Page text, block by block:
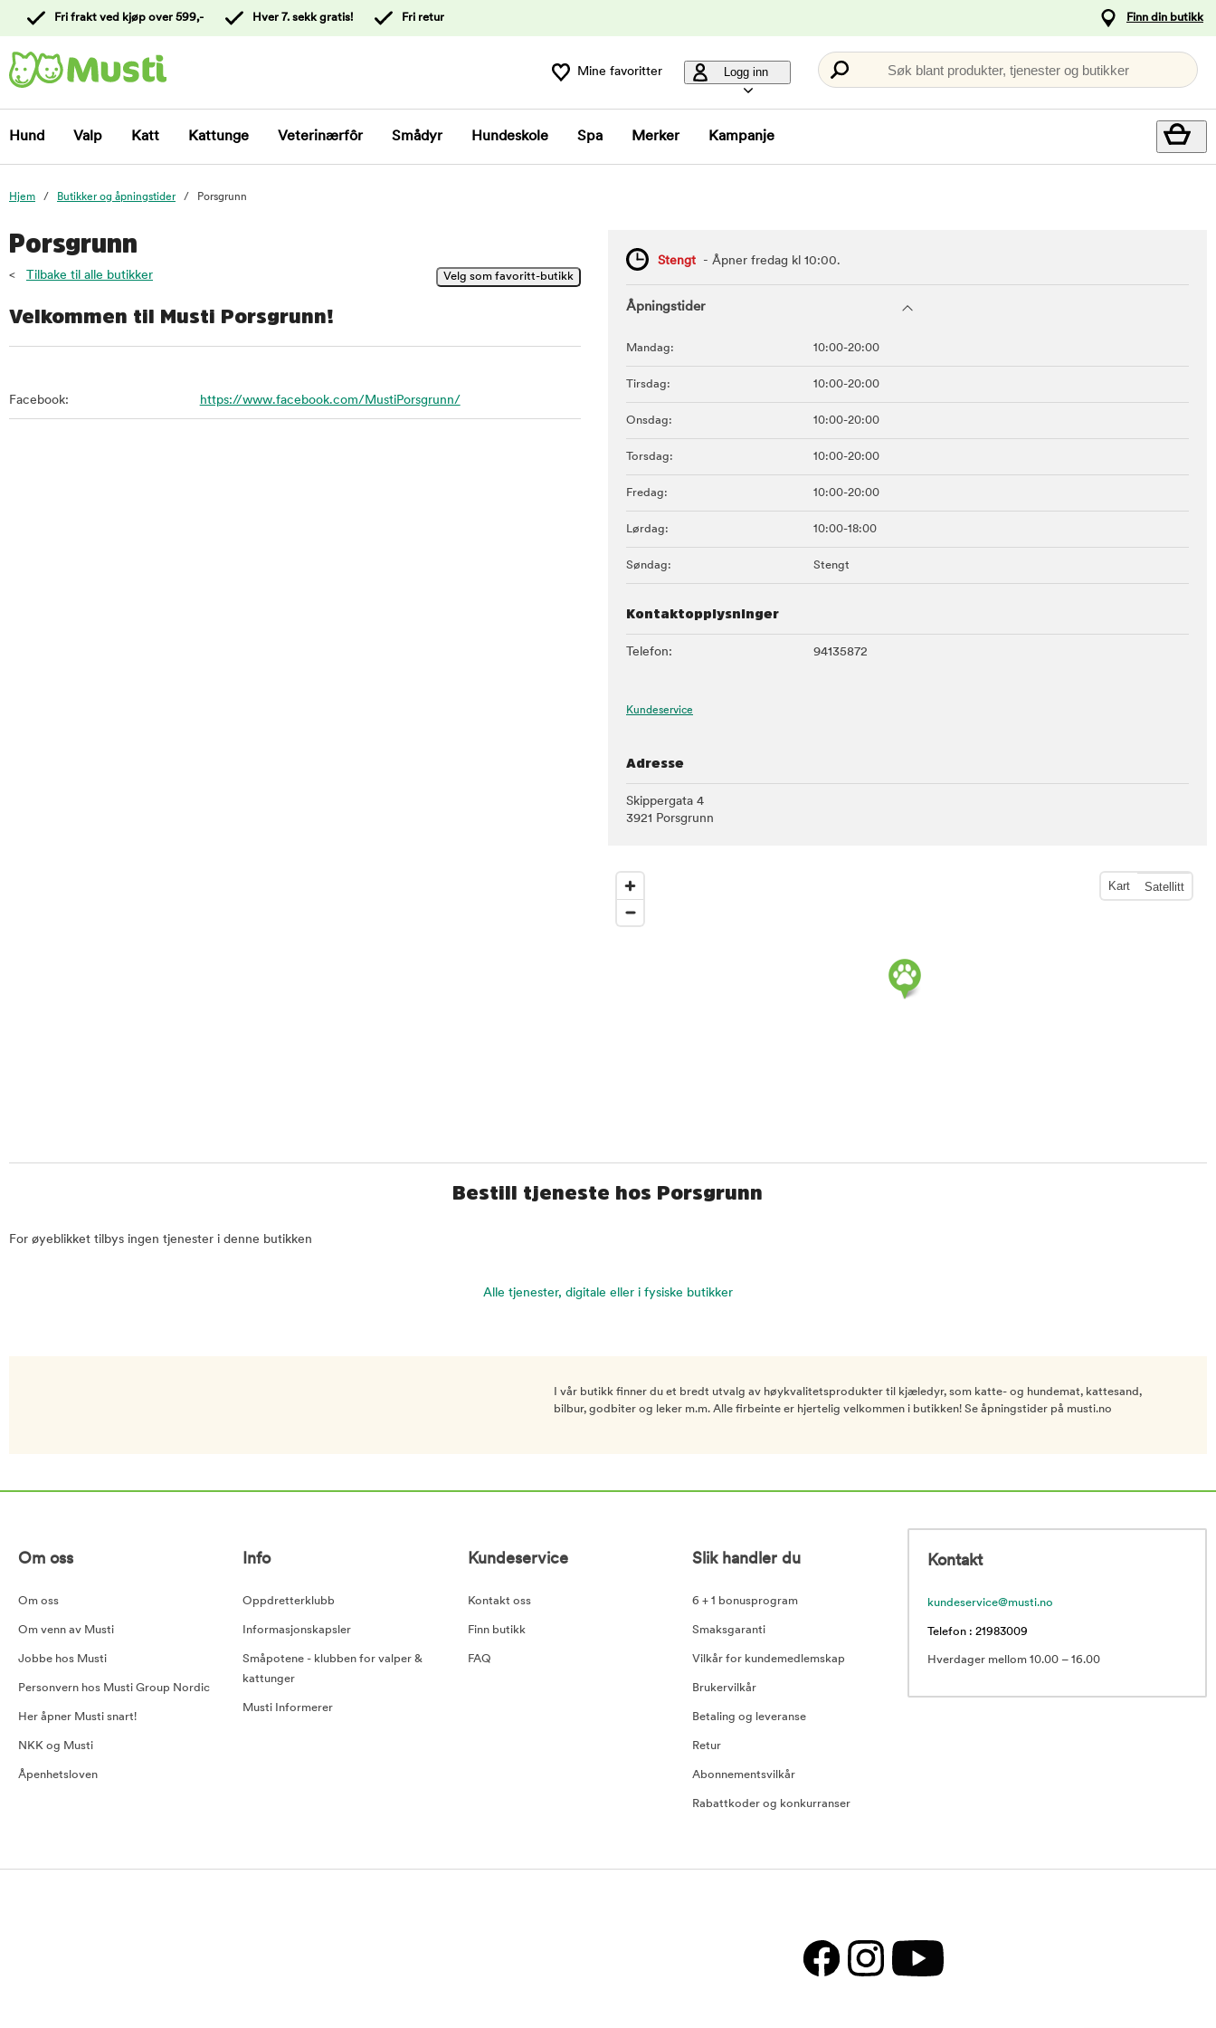
kundeservice
Fri frakt ved kjøp over 599,- Hver 7. sekk gratis! Fri retur Finn din butikk
Mine favoritter Logg inn Søk blant produkter, tjenester og butikker
Hund Valp Katt Kattunge Veterinærfôr Smådyr Hundeskole Spa Merker Kampanje
Hjem Butikker og åpningstider Porsgrunn
Porsgrunn
< Tilbake til alle butikker
Velkommen til Musti Porsgrunn!
Facebook: https://www.facebook.com/MustiPorsgrunn/
Stengt - Åpner fredag kl 10:00.
Åpningstider
Mandag: 10:00-20:00
Tirsdag: 10:00-20:00
Onsdag: 10:00-20:00
Torsdag: 10:00-20:00
Fredag: 10:00-20:00
Lørdag: 10:00-18:00
Søndag: Stengt
Kontaktopplysninger
Telefon: 94135872
Kundeservice
Adresse
Skippergata 4
3921 Porsgrunn
Kart Satellitt
Bestill tjeneste hos Porsgrunn
For øyeblikket tilbys ingen tjenester i denne butikken
Alle tjenester, digitale eller i fysiske butikker
I vår butikk finner du et bredt utvalg av høykvalitetsprodukter til kjæledyr, som katte- og hundemat, kattesand,
bilbur, godbiter og leker m.m. Alle firbeinte er hjertelig velkommen i butikken! Se åpningstider på musti.no
Om oss
Om oss
Om venn av Musti
Jobbe hos Musti
Personvern hos Musti Group Nordic
Her åpner Musti snart!
NKK og Musti
Åpenhetsloven
Info
Oppdretterklubb
Informasjonskapsler
Småpotene - klubben for valper &
kattunger
Musti Informerer
Kundeservice
Kontakt oss
Finn butikk
FAQ
Slik handler du
6 + 1 bonusprogram
Smaksgaranti
Vilkår for kundemedlemskap
Brukervilkår
Betaling og leveranse
Retur
Abonnementsvilkår
Rabattkoder og konkurranser
Kontakt
kundeservice@musti.no
Telefon : 21983009
Hverdager mellom 10.00 – 16.00